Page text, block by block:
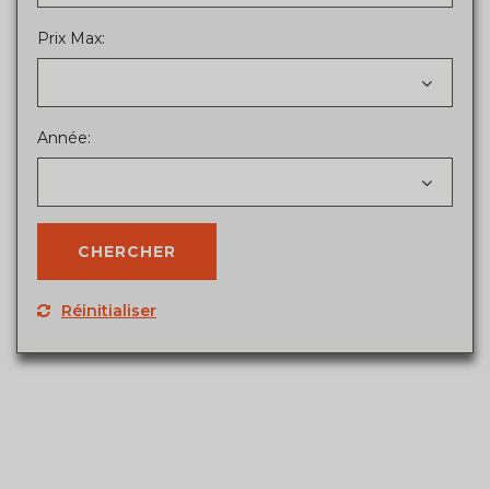
Prix Max:
Année:
Réinitialiser